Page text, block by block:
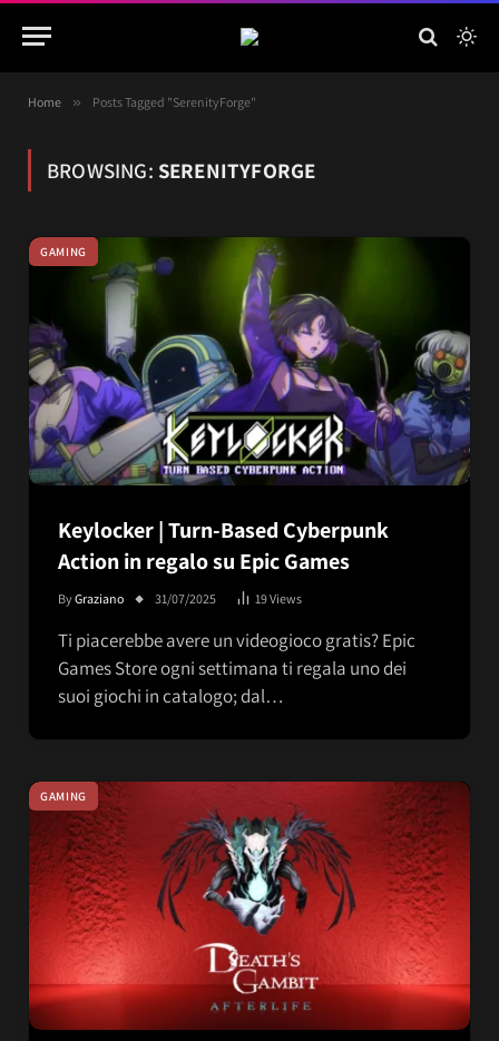
Home » Posts Tagged "SerenityForge"
BROWSING: SERENITYFORGE
GAMING
Keylocker | Turn-Based Cyberpunk
Action in regalo su Epic Games
ByGraziano 31/07/2025 19Views
Ti piacerebbe avere un videogioco gratis? Epic
Games Store ogni settimana ti regala uno dei
suoi giochi in catalogo; dal…
GAMING